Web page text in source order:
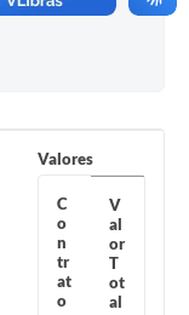
Valores
C
o
n
tr
at
o
V
al
or
T
ot
al